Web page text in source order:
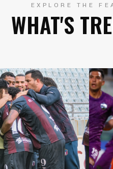
EXPLORE THE
WHAT'S